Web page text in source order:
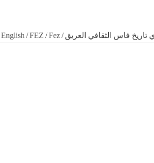
English /FEZ /Fez/ فاس الثقافي العريق